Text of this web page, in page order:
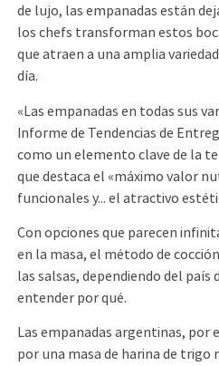
de lujo, las empanadas están
los chefs transforman estos
que atraen a una amplia
día.
«Las empanadas en todas sus
Informe de Tendencias de
como un elemento clave de la
que destaca el «máximo valor
funcionales y... el atractivo
Con opciones que parecen
en la masa, el método de
las salsas, dependiendo del país
entender por qué.
Las empanadas argentinas, por
por una masa de harina de trigo